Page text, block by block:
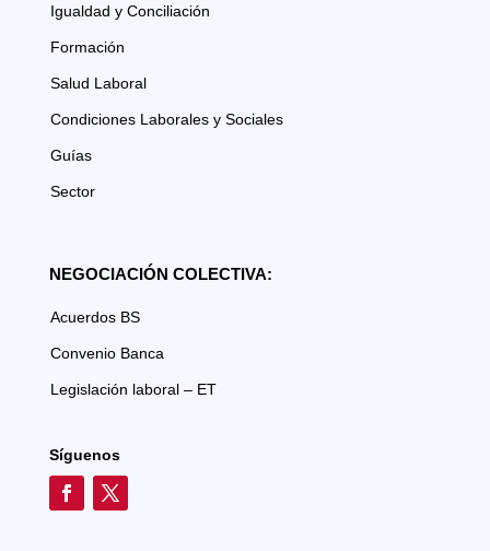
Igualdad y Conciliación
Formación
Salud Laboral
Condiciones Laborales y Sociales
Guías
Sector
NEGOCIACIÓN COLECTIVA:
Acuerdos BS
Convenio Banca
Legislación laboral – ET
Síguenos